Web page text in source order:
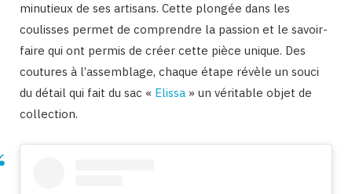
minutieux de ses artisans. Cette plongée dans les
coulisses permet de comprendre la passion et le savoir-
faire qui ont permis de créer cette pièce unique. Des
coutures à l’assemblage, chaque étape révèle un souci
du détail qui fait du sac « Elissa » un véritable objet de
collection.